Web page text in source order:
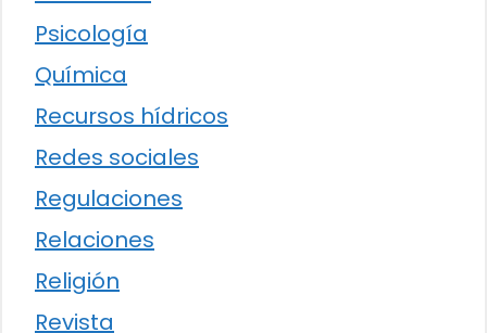
Psicología
Química
Recursos hídricos
Redes sociales
Regulaciones
Relaciones
Religión
Revista